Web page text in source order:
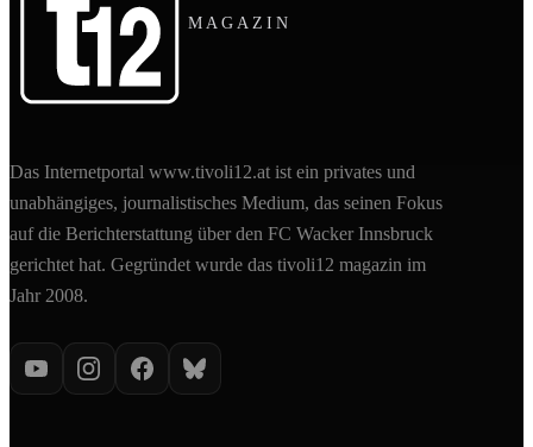
MAGAZIN
Das Internetportal www.tivoli12.at ist ein privates und
unabhängiges, journalistisches Medium, das seinen Fokus
auf die Berichterstattung über den FC Wacker Innsbruck
gerichtet hat. Gegründet wurde das tivoli12 magazin im
Jahr 2008.